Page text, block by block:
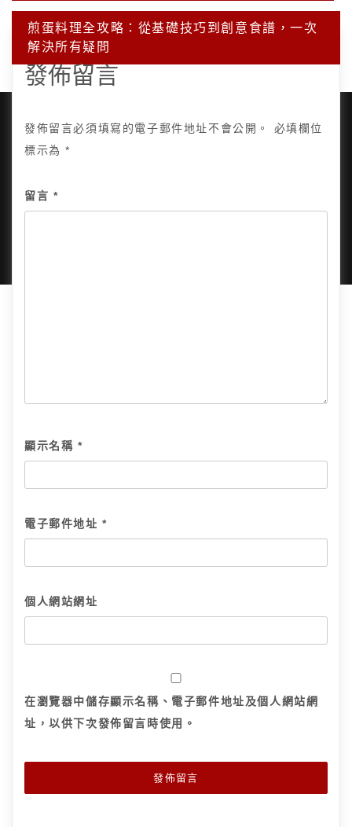
導
覽
煎蛋料理全攻略：從基礎技巧到創意食譜，一次
解決所有疑問
發佈留言
發佈留言必須填寫的電子郵件地址不會公開。
必填欄位
標示為*
留言 *
顯示名稱 *
電子郵件地址*
個人網站網址
在瀏覽器中儲存顯示名稱、電子郵件地址及個人網站網
址，以供下次發佈留言時使用。
隱私政策 網站地圖 全部文章